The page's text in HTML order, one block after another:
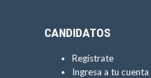
CANDIDATOS
Regístrate
Ingresa a tu cuenta